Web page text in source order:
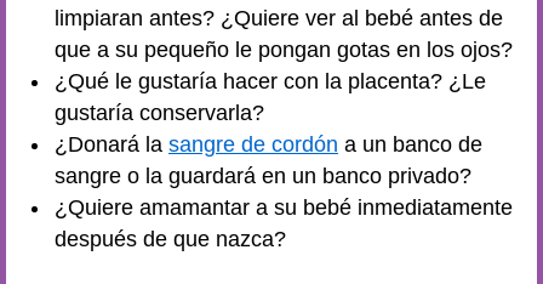
limpiaran antes? ¿Quiere ver al bebé antes de
que a su pequeño le pongan gotas en los ojos?
¿Qué le gustaría hacer con la placenta? ¿Le
gustaría conservarla?
¿Donará la sangre de cordón a un banco de
sangre o la guardará en un banco privado?
¿Quiere amamantar a su bebé inmediatamente
después de que nazca?